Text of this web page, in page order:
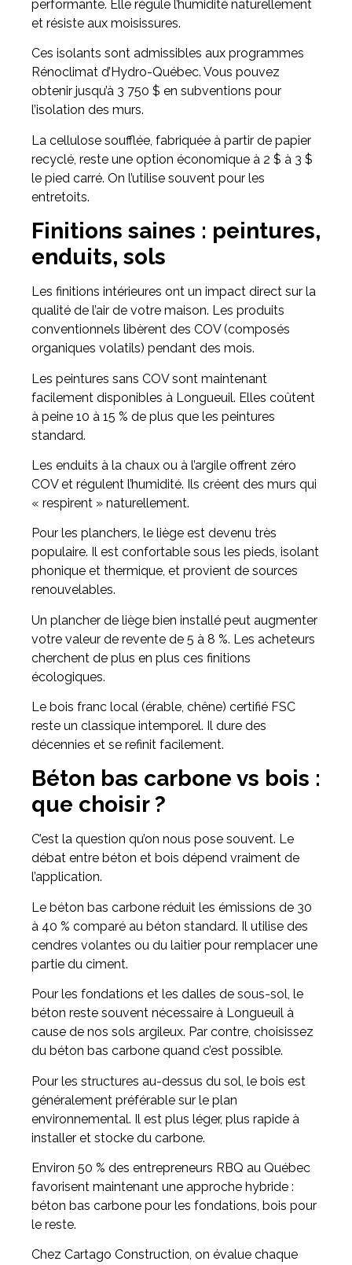
performante. Elle régule l’humidité naturellement
et résiste aux moisissures.
Ces isolants sont admissibles aux programmes
Rénoclimat d’Hydro-Québec. Vous pouvez
obtenir jusqu’à 3 750 $ en subventions pour
l’isolation des murs.
La cellulose soufflée, fabriquée à partir de papier
recyclé, reste une option économique à 2 $ à 3 $
le pied carré. On l’utilise souvent pour les
entretoits.
Finitions saines : peintures,
enduits, sols
Les finitions intérieures ont un impact direct sur la
qualité de l’air de votre maison. Les produits
conventionnels libèrent des COV (composés
organiques volatils) pendant des mois.
Les peintures sans COV sont maintenant
facilement disponibles à Longueuil. Elles coûtent
à peine 10 à 15 % de plus que les peintures
standard.
Les enduits à la chaux ou à l’argile offrent zéro
COV et régulent l’humidité. Ils créent des murs qui
« respirent » naturellement.
Pour les planchers, le liège est devenu très
populaire. Il est confortable sous les pieds, isolant
phonique et thermique, et provient de sources
renouvelables.
Un plancher de liège bien installé peut augmenter
votre valeur de revente de 5 à 8 %. Les acheteurs
cherchent de plus en plus ces finitions
écologiques.
Le bois franc local (érable, chêne) certifié FSC
reste un classique intemporel. Il dure des
décennies et se refinit facilement.
Béton bas carbone vs bois :
que choisir ?
C’est la question qu’on nous pose souvent. Le
débat entre béton et bois dépend vraiment de
l’application.
Le béton bas carbone réduit les émissions de 30
à 40 % comparé au béton standard. Il utilise des
cendres volantes ou du laitier pour remplacer une
partie du ciment.
Pour les fondations et les dalles de sous-sol, le
béton reste souvent nécessaire à Longueuil à
cause de nos sols argileux. Par contre, choisissez
du béton bas carbone quand c’est possible.
Pour les structures au-dessus du sol, le bois est
généralement préférable sur le plan
environnemental. Il est plus léger, plus rapide à
installer et stocke du carbone.
Environ 50 % des entrepreneurs RBQ au Québec
favorisent maintenant une approche hybride :
béton bas carbone pour les fondations, bois pour
le reste.
Chez Cartago Construction, on évalue chaque